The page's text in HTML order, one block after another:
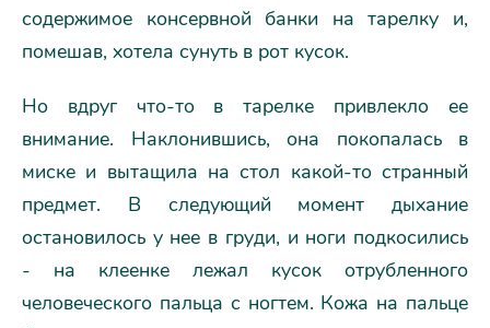
содержимое консервной банки на тарелку и,
помешав, хотела сунуть в рот кусок.
Но вдруг что-то в тарелке привлекло ее
внимание. Наклонившись, она покопалась в
миске и вытащила на стол какой-то странный
предмет. В следующий момент дыхание
остановилось у нее в груди, и ноги подкосились
- на клеенке лежал кусок отрубленного
человеческого пальца с ногтем. Кожа на пальце